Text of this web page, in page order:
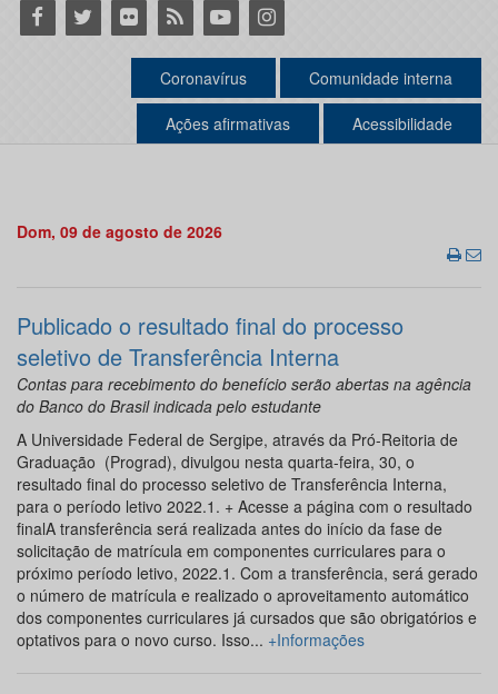
Facebook
Twitter Flickr RSS YoutubeInstagram
Coronavírus Comunidade interna
Ações afirmativas Acessibilidade
Dom, 09 de agosto de 2026
Publicado o resultado final do processo
seletivo de Transferência Interna
Contas para recebimento do benefício serão abertas na agência
do Banco do Brasil indicada pelo estudante
A Universidade Federal de Sergipe, através da Pró-Reitoria de
Graduação (Prograd), divulgou nesta quarta-feira, 30, o
resultado final do processo seletivo de Transferência Interna,
para o período letivo 2022.1. + Acesse a página com o resultado
finalA transferência será realizada antes do início da fase de
solicitação de matrícula em componentes curriculares para o
próximo período letivo, 2022.1. Com a transferência, será gerado
o número de matrícula e realizado o aproveitamento automático
dos componentes curriculares já cursados que são obrigatórios e
optativos para o novo curso. Isso... +Informações